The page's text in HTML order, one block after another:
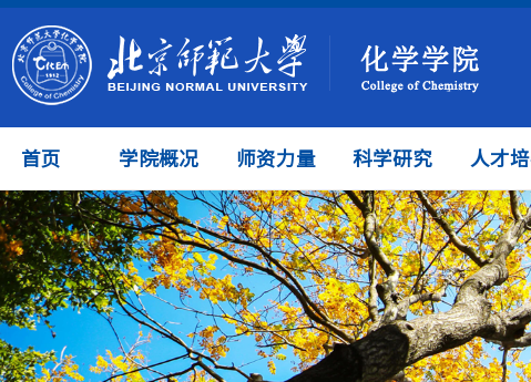
首页 学院概况 师资力量 科学研究 人才